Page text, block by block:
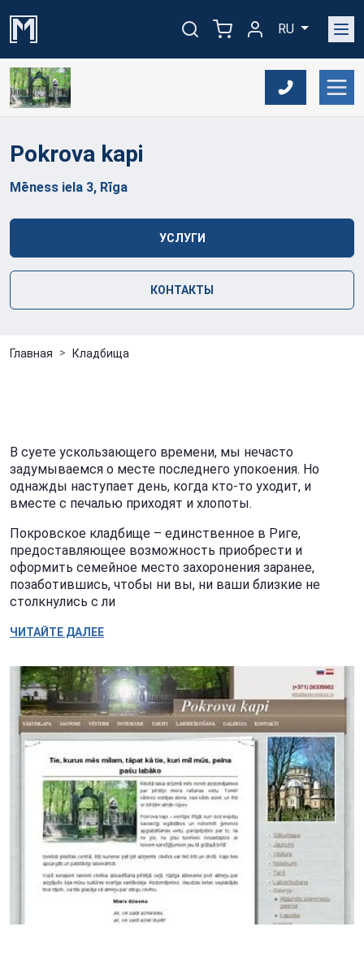
RU
Pokrova kapi
Mēness iela 3, Rīga
УСЛУГИ
КОНТАКТЫ
Главная Кладбища
В суете ускользающего времени, мы нечасто
задумываемся о месте последнего упокоения. Но
однажды наступает день, когда кто-то уходит, и
вместе с печалью приходят и хлопоты.
Покровское кладбище – единственное в Риге,
предоставляющее возможность приобрести и
оформить семейное место захоронения заранее,
позаботившись, чтобы ни вы, ни ваши близкие не
столкнулись с ли
ЧИТАЙТЕ ДАЛЕЕ